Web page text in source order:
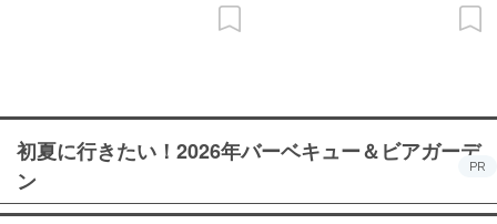
初夏に行きたい！2026年バーベキュー＆ビアガーデ
ン
PR